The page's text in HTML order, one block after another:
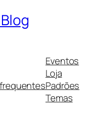
Eventos
Loja
Padrões
Temas